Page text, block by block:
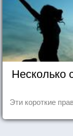
Несколько
Эти короткие